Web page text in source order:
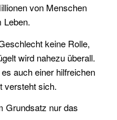
von Menschen
Leben.
keine Rolle,
wird nahezu überall.
auch einer hilfreichen
versteht sich.
Grundsatz nur das